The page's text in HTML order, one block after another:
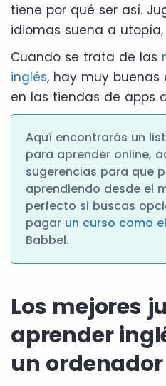
tiene por qué ser así.
idiomas suena a utopía,
Cuando se trata de las
inglés, hay muy buenas
en las tiendas de apps
Aquí encontrarás un
para aprender online,
sugerencias para que
aprendiendo desde el
perfecto si buscas
pagar un curso como
Babbel.
Los mejores
aprender
un ordenador